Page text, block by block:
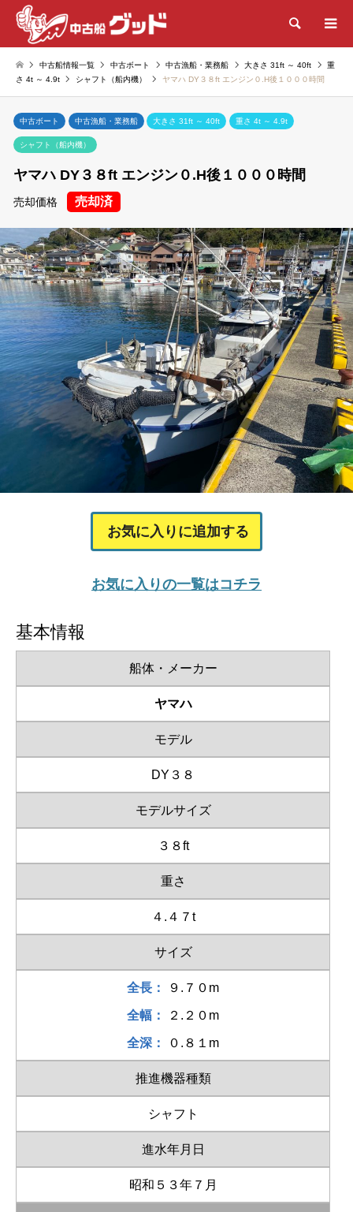
検索
中古船情報一覧 中古ボート 中古漁船・業務船 大きさ 31ft ～ 40ft
重
さ 4t ～ 4.9t
シャフト（船内機） ヤマハ DY３８ft エンジン０.H後１０００時間
中古ボート 中古漁船・業務船 大きさ 31ft ～ 40ft 重さ 4t ～ 4.9t
シャフト（船内機）
ヤマハ DY３８ft エンジン０.H後１０００時間
売却価格 売却済
お気に入りに追加する
お気に入りの一覧はコチラ
基本情報
船体・メーカー
ヤマハ
モデル
DY３８
モデルサイズ
３８ft
重さ
４.４７t
サイズ
全長： ９.７０m
全幅： ２.２０m
全深： ０.８１m
推進機器種類
シャフト
進水年月日
昭和５３年７月